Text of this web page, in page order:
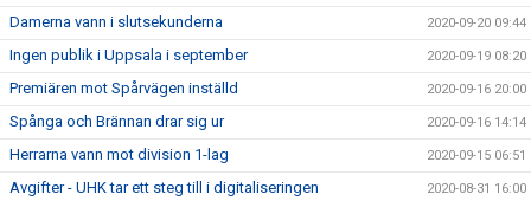
Damerna vann i slutsekunderna 2020-09-20 09:44
Ingen publik i Uppsala i september 2020-09-19 08:20
Premiären mot Spårvägen inställd 2020-09-16 20:00
Spånga och Brännan drar sig ur 2020-09-16 14:14
Herrarna vann mot division 1-lag 2020-09-15 06:51
Avgifter - UHK tar ett steg till i digitaliseringen 2020-08-31 16:00